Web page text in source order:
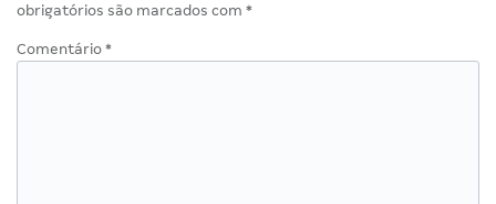
obrigatórios são marcados com *
Comentário *